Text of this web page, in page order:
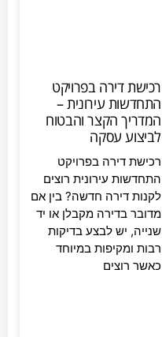
רכישת דירה בפרויקט
התחדשות עירונית –
המדריך הקצר והבטוח
לביצוע עסקה
רכישת דירה בפרויקט
התחדשות עירונית רוצים
לקנות דירה חדשה? בין אם
מדובר בדירה מקבלן או יד
שנייה, יש לבצע בדיקות
רבות ומקיפות במיוחד
כאשר רוצים